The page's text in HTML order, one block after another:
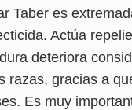
Taber es
Actúa
deteriora
razas, gracias a
Es muy